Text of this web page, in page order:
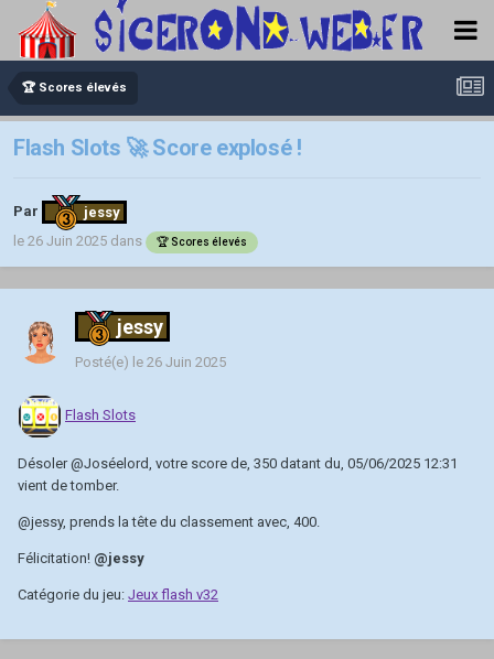
🏆 Scores élevés
Flash Slots 🚀 Score explosé !
Par
jessy
le 26 Juin 2025 dans 🏆 Scores élevés
jessy
Posté(e) le 26 Juin 2025
Flash Slots
Désoler@Joséelord , votre score de, 350 datant du, 05/06/2025 12:31
vient de tomber.
@jessy, prends la tête du classement avec, 400.
Félicitation! @jessy
Catégorie du jeu: Jeux flash v32